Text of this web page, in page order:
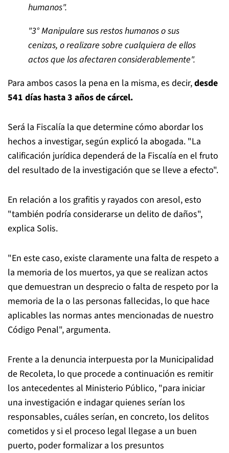
humanos".
"3° Manipulare sus restos humanos o sus
cenizas, o realizare sobre cualquiera de ellos
actos que los afectaren considerablemente".
Para ambos casos la pena en la misma, es decir,desde
541 días hasta 3 años de cárcel.
Será la Fiscalía la que determine cómo abordar los
hechos a investigar, según explicó la abogada. "La
calificación jurídica dependerá de la Fiscalía en el fruto
del resultado de la investigación que se lleve a efecto".
En relación a los grafitis y rayados con aresol, esto
"también podría considerarse un delito de daños",
explica Solis.
"En este caso, existe claramente una falta de respeto a
la memoria de los muertos, ya que se realizan actos
que demuestran un desprecio o falta de respeto por la
memoria de la o las personas fallecidas, lo que hace
aplicables las normas antes mencionadas de nuestro
Código Penal", argumenta.
Frente a la denuncia interpuesta por la Municipalidad
de Recoleta, lo que procede a continuación es remitir
los antecedentes al Ministerio Público, "para iniciar
una investigación e indagar quienes serían los
responsables, cuáles serían, en concreto, los delitos
cometidos y si el proceso legal llegase a un buen
puerto, poder formalizar a los presuntos